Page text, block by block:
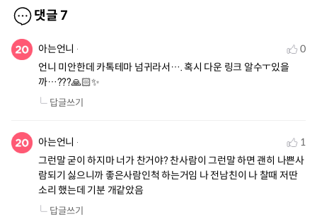
댓글 7
아는언니
0
언니 미안한데 카톡테마 넘귀라서…. 혹시 다운 링크 알수ㅜ있을
까…???🙏🏻✨
답글쓰기
아는언니
1
그런말 굳이 하지마 너가 찬거야? 찬사람이 그런말 하면 괜히 나쁜사
람되기 싫으니까 좋은사람인척 하는거임 나 전남친이 나 찰때 저딴
소리 했는데 기분 개같았음
답글쓰기